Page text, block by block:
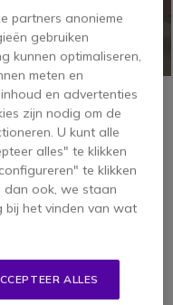
verhouding van een
bedrijven,
er voor te zorgen dat
de markt bieden. Ons
uit om onze
prijsstellingen
aan te
kosten wanneer u
op onze website
partners anonieme
gebruiken
kunnen optimaliseren,
meten en
en advertenties
zijn nodig om de
U kunt alle
alles" te klikken
te klikken
dan ook, we staan
bij het vinden van wat
ALLES